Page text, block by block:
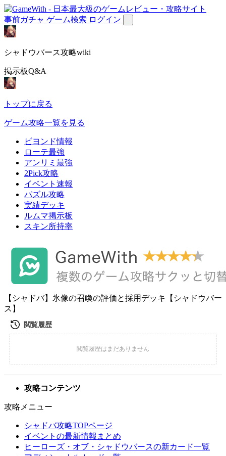
事前ガチャ ゲーム検索 ログイン
シャドウバース攻略wiki
掲示板Q&A
トップに戻る
ゲーム攻略一覧を見る
ビヨンド情報
ローテ最強
アンリミ最強
2Pick攻略
イベント速報
パズル攻略
実績デッキ
ルムマ掲示板
スキン所持率
【シャドバ】氷像の召喚の評価と採用デッキ【シャドウバー
ス】
攻略コンテンツ
攻略メニュー
シャドバ攻略TOPページ
イベントの最新情報まとめ
ヒーローズ・オブ・シャドウバースの新カード一覧